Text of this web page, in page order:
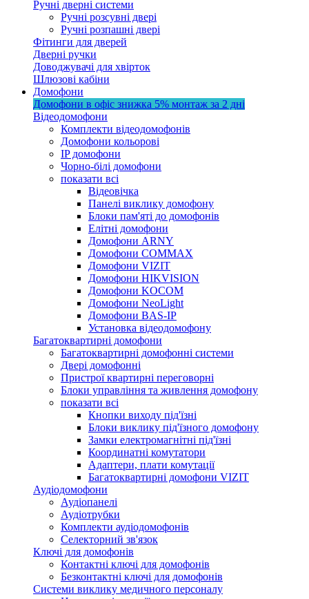
Ручні дверні системи
Ручні розсувні двері
Ручні розпашні двері
Фітинги для дверей
Дверні ручки
Доводжувачі для хвірток
Шлюзові кабіни
Домофони
Домофони в офіс знижка 5% монтаж за 2 дні
Відеодомофони
Комплекти відеодомофонів
Домофони кольорові
IP домофони
Чорно-білі домофони
показати всі
Відеовічка
Панелі виклику домофону
Блоки пам'яті до домофонів
Елітні домофони
Домофони ARNY
Домофони COMMAX
Домофони VIZIT
Домофони HIKVISION
Домофони KOCOM
Домофони NeoLight
Домофони BAS-IP
Установка відеодомофону
Багатоквартирні домофони
Багатоквартирні домофонні системи
Двері домофонні
Пристрої квартирні переговорні
Блоки управління та живлення домофону
показати всі
Кнопки виходу під'їзні
Блоки виклику під'їзного домофону
Замки електромагнітні під'їзні
Координатні комутатори
Адаптери, плати комутації
Багатоквартирні домофони VIZIT
Аудіодомофони
Аудіопанелі
Аудіотрубки
Комплекти аудіодомофонів
Селекторний зв'язок
Ключі для домофонів
Контактні ключі для домофонів
Безконтактні ключі для домофонів
Системи виклику медичного персоналу